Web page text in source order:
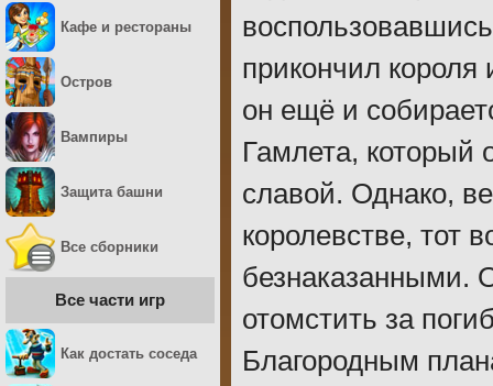
прикончил короля
он ещё и
Гамлета, который
славой. Однако,
королевстве, тот
безнаказанными.
отомстить за
Благородным
Кафе и рестораны
Остров
Вампиры
Защита башни
Все сборники
Все части игр
Как достать соседа